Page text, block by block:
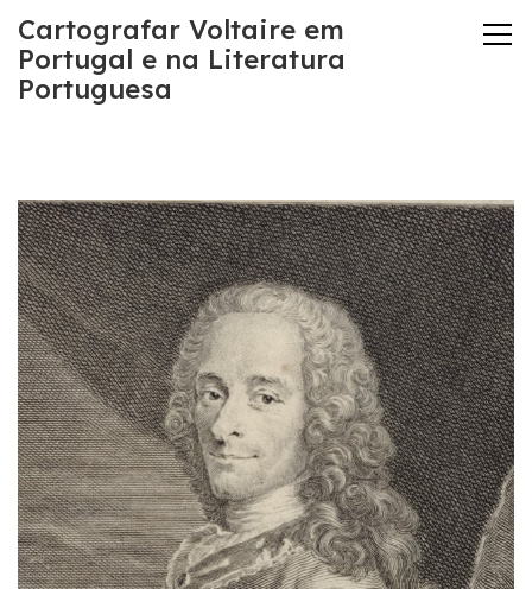
Cartografar Voltaire em
Portugal e na Literatura
Portuguesa